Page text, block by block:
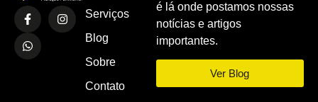
Serviços
Blog
Sobre
Contato
é lá onde postamos nossas
notícias e artigos
importantes.
Ver Blog